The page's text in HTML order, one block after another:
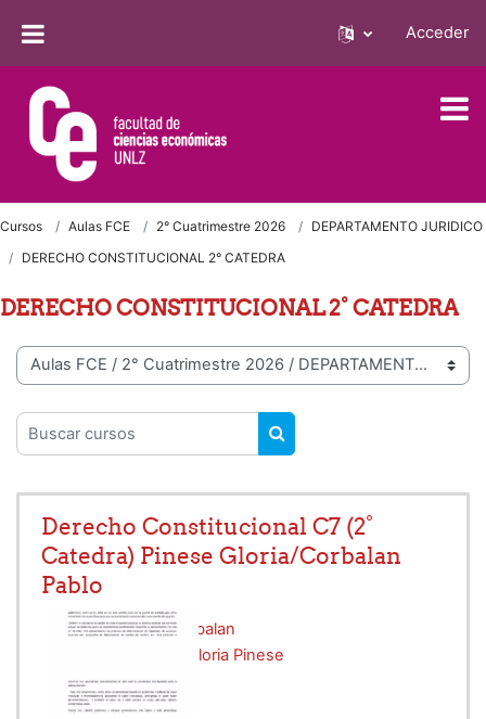
Acceder
Cursos Aulas FCE 2° Cuatrimestre 2026
DEPARTAMENTO JURIDICO
DERECHO CONSTITUCIONAL 2° CATEDRA
DERECHO CONSTITUCIONAL 2° CATEDRA
Categorías
Buscar cursos
BUSCAR CURSOS
Derecho Constitucional C7 (2°
Catedra) Pinese Gloria/Corbalan
Pablo
Profesor:Pablo Corbalan
Graciela Gloria Pinese